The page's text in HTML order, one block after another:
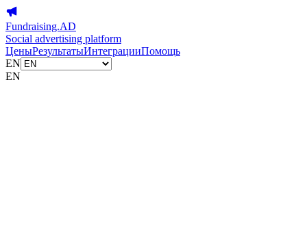
Fundraising.AD
Social advertising platform
ЦеныРезультатыИнтеграцииПомощь
EN
EN